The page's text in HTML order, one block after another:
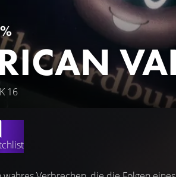
16